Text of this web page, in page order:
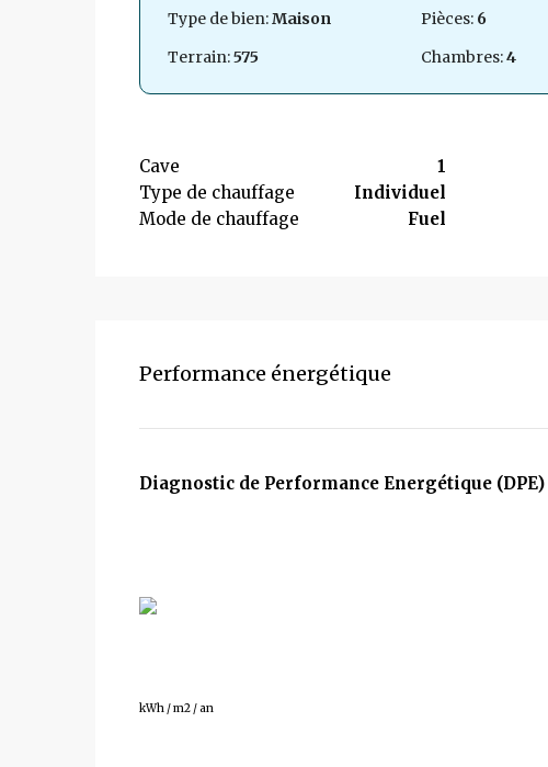
Type de bien:Maison
Terrain:575
Pièces: 6
Chambres:4
Cave
1
Type de chauffage
Individuel
Mode de chauffage
Fuel
Performance énergétique
Diagnostic de Performance Energétique (DPE)
kWh / m2 / an